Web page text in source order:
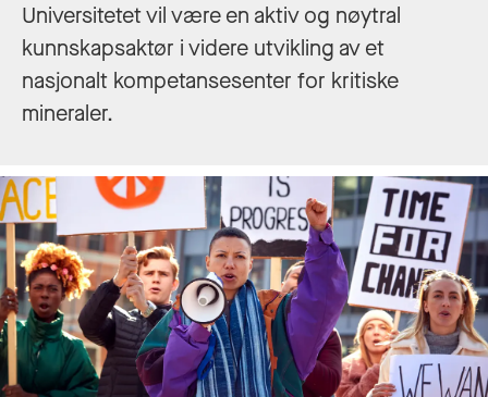
Universitetet vil være en aktiv og nøytral
kunnskapsaktør i videre utvikling av et
nasjonalt kompetansesenter for kritiske
mineraler.